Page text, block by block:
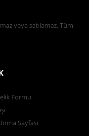
veya satılamaz. Tüm
Formu
Sayfası